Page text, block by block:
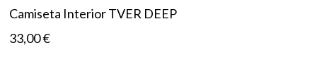
Camiseta Interior TVER DEEP
33,00€